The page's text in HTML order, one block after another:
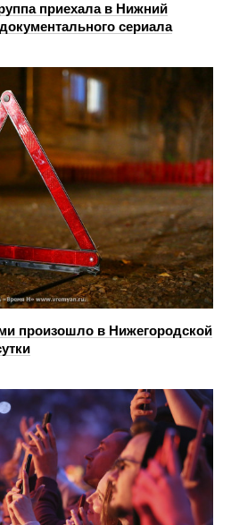
приехала в Нижний
сериала
произошло в Нижегородской